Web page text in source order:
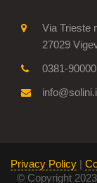
Via Trieste
27029
0381-90000
Privacy Policy |
© Copyright 2023